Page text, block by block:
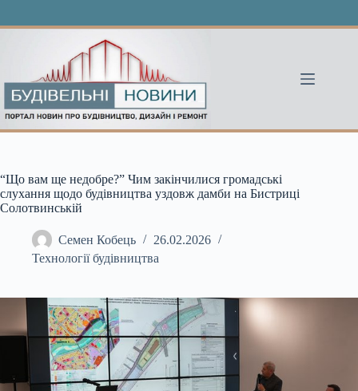
“Що вам ще недобре?” Чим закінчилися громадські
слухання щодо будівництва уздовж дамби на Бистриці
Солотвинській
Семен Кобець
26.02.2026
Технології будівництва